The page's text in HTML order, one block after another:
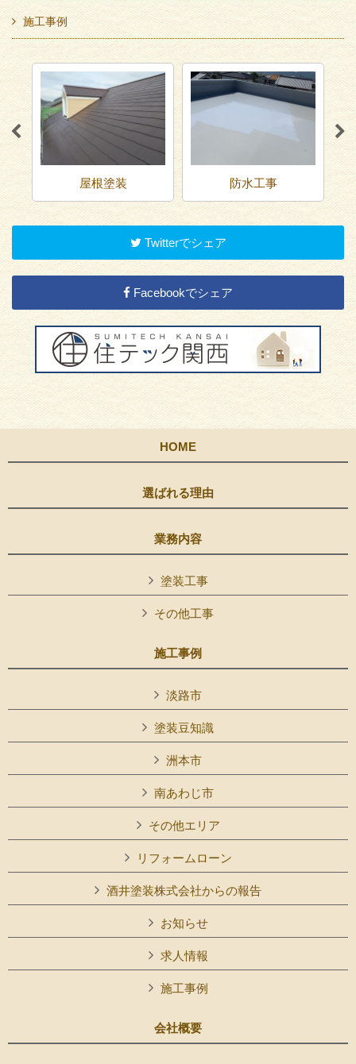
施工事例
屋根塗装 防水工事
Twitterでシェア
Facebookでシェア
HOME
選ばれる理由
業務内容
塗装工事
その他工事
施工事例
淡路市
塗装豆知識
洲本市
南あわじ市
その他エリア
リフォームローン
酒井塗装株式会社からの報告
お知らせ
求人情報
施工事例
会社概要